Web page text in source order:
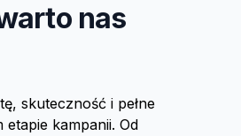
nas
skuteczność i pełne
kampanii. Od